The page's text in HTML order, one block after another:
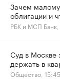
Зачем
облигации и
РБК и МСП
Суд в Москве
держать в
Общество, 15:45